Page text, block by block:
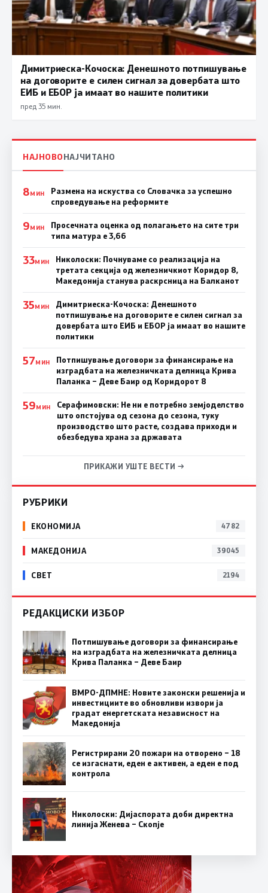
Димитриеска-Кочоска: Денешното потпишување
на договорите е силен сигнал за довербата што
ЕИБ и ЕБОР ја имаат во нашите политики
пред 35 мин.
НАЈНОВОНАЈЧИТАНО
8МИН
Размена на искуства со Словачка за успешно
спроведување на реформите
9МИН
Просечната оценка од полагањето на сите три
типа матура е 3,66
33МИН
Николоски: Почнуваме со реализација на
третата секција од железничкиот Коридор 8,
Македонија станува раскрсница на Балканот
35МИН
Димитриеска-Кочоска: Денешното
потпишување на договорите е силен сигнал за
довербата што ЕИБ и ЕБОР ја имаат во нашите
политики
57МИН
Потпишување договори за финансирање на
изградбата на железничката делница Крива
Паланка – Деве Баир од Коридорот 8
59МИН
Серафимовски: Не ни е потребно земјоделство
што опстојува од сезона до сезона, туку
производство што расте, создава приходи и
обезбедува храна за државата
ПРИКАЖИ УШТЕ ВЕСТИ →
РУБРИКИ
ЕКОНОМИЈА 4782
МАКЕДОНИЈА 39045
СВЕТ 2194
РЕДАКЦИСКИ ИЗБОР
Потпишување договори за финансирање
на изградбата на железничката делница
Крива Паланка – Деве Баир
ВМРО-ДПМНЕ: Новите законски решенија и
инвестициите во обновливи извори ја
градат енергетската независност на
Македонија
Регистрирани 20 пожари на отворено – 18
се изгаснати, еден е активен, а еден е под
контрола
Николоски: Дијаспората доби директна
линија Женева – Скопје